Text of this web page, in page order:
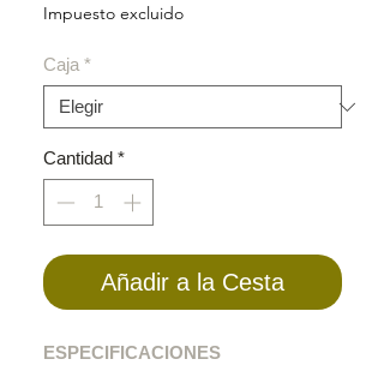
Impuesto excluido
Caja *
Cantidad *
Añadir a la Cesta
ESPECIFICACIONES